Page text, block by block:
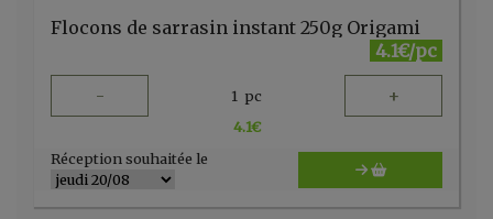
Flocons de sarrasin instant 250g Origami
4.1€/pc
- 1 pc +
4.1€
Réception souhaitée le